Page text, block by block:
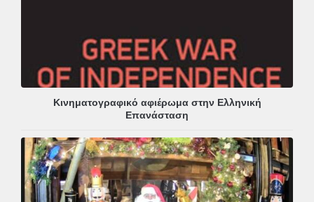
Κινηματογραφικό αφιέρωμα στην Ελληνική
Επανάσταση